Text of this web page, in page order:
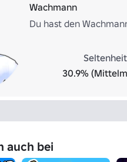
Wachmann
Du hast den
Seltenheit
30.9%
auch bei